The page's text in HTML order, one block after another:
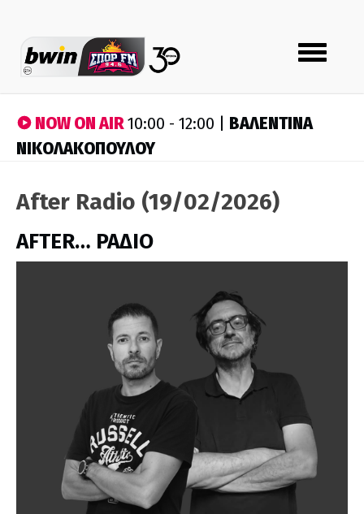
Toggle
navigation
NOW ON AIR10:00 - 12:00 | ΒΑΛΕΝΤΙΝΑ
ΝΙΚΟΛΑΚΟΠΟΥΛΟΥ
After Radio (19/02/2026)
AFTER… ΡΑΔΙΟ